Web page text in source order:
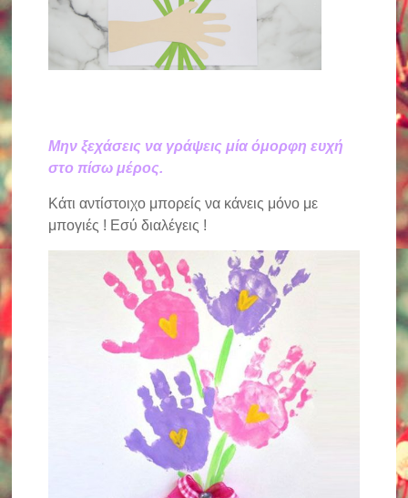
Μην ξεχάσεις να γράψεις μία όμορφη ευχή
στο πίσω μέρος.
Κάτι αντίστοιχο μπορείς να κάνεις μόνο με
μπογιές ! Εσύ διαλέγεις !